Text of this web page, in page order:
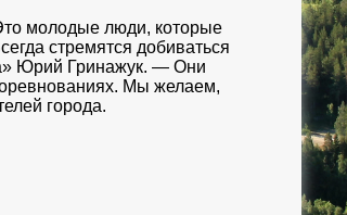
молодые люди, которые
стремятся добиваться
Юрий Гринажук. —​ Они
Мы желаем,
города.